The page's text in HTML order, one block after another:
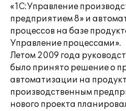
«1С:Управление
предприятием 8» и
процессов на базе
Управление процессами».
Летом 2009 года
было принято решение о
автоматизации на
производственным
нового проекта